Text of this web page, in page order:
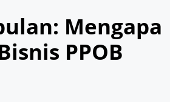
Mengapa
PPOB